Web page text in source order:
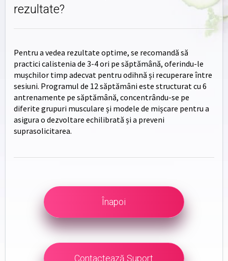
rezultate?
Pentru a vedea rezultate optime, se recomandă să
practici calistenia de 3-4 ori pe săptămână, oferindu-le
mușchilor timp adecvat pentru odihnă și recuperare între
sesiuni. Programul de 12 săptămâni este structurat cu 6
antrenamente pe săptămână, concentrându-se pe
diferite grupuri musculare și modele de mișcare pentru a
asigura o dezvoltare echilibrată și a preveni
suprasolicitarea.
Înapoi
Contactează Suport